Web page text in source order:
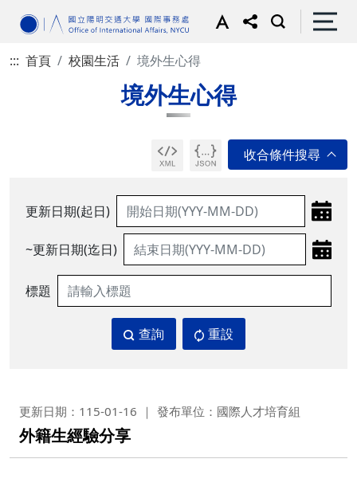
::: 首頁 校園生活 境外生心得
境外生心得
更新日期(起日)
~更新日期(迄日)
標題
查詢 重設
更新日期：115-01-16 發布單位：國際人才培育組
外籍生經驗分享